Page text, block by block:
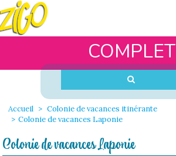
COMPLET
Accueil
Colonie de vacances itinérante
Colonie de vacances Laponie
Colonie de vacances Laponie